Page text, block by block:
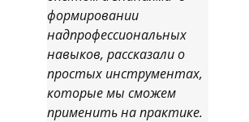
формировании
надпрофессиональных
навыков, рассказали о
простых инструментах,
которые мы сможем
применить на практике.